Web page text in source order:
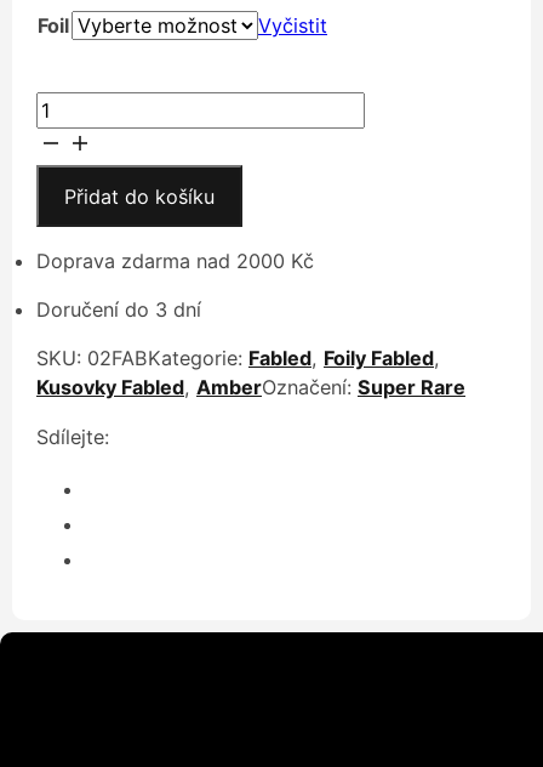
15 Kč
až
Foil Vyčistit
Pongo,
Determined
Father
množství
Přidat do košíku
Doprava zdarma nad 2000 Kč
Doručení do 3 dní
SKU: 02FABKategorie: Fabled, Foily Fabled,
Kusovky Fabled, AmberOznačení: Super Rare
Sdílejte: